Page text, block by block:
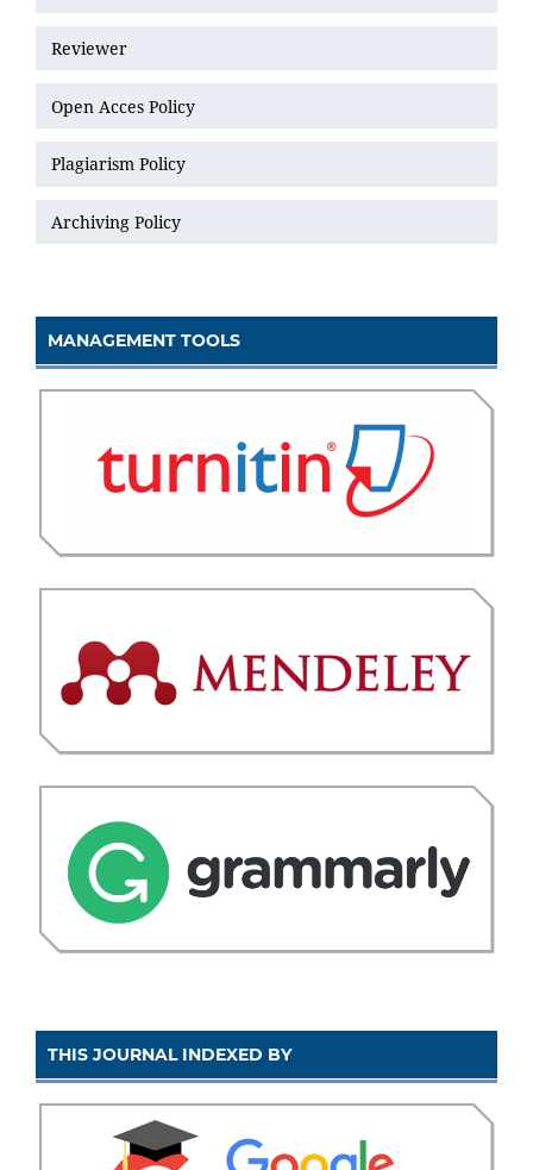
Reviewer
Open Acces Policy
Plagiarism Policy
Archiving Policy
MANAGEMENT TOOLS
THIS JOURNAL INDEXED BY